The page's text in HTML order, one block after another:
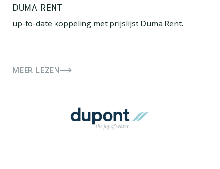
DUMA RENT
up-to-date koppeling met prijslijst Duma Rent.
MEER LEZEN